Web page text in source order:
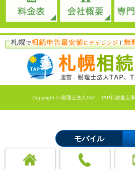
Copyright © 税理士法人TAP、TAP行政書士
モバイル